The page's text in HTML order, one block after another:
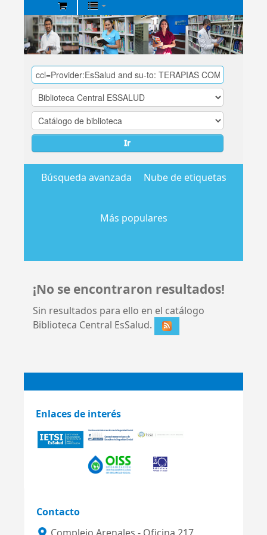
Biblioteca
Central
EsSalud
Ir
Búsqueda avanzada Nube de etiquetas
Más populares
¡No se encontraron resultados!
Sin resultados para ello en el catálogo
Biblioteca Central EsSalud.
Enlaces de interés
Contacto